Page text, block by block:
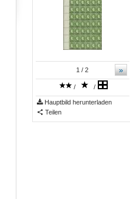
»
1 / 2
/ /
Hauptbild herunterladen
Teilen